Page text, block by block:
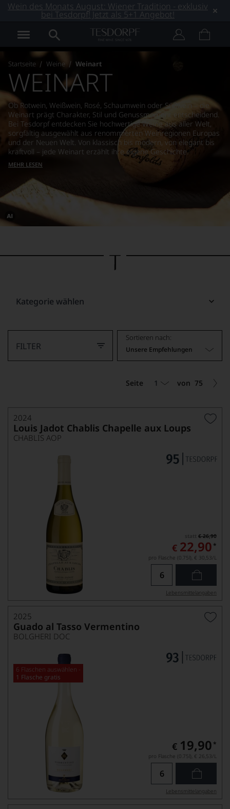
Wein des Monats August: Wiener Tradition - exklusiv
bei Tesdorpf! Jetzt als 5+1 Angebot!
Startseite Weine Weinart
Dieses
von
WEINART
Ob Rotwein, Weißwein, Rosé, Schaumwein oder Süßwein – die
Weinart prägt Charakter, Stil und Genussmoment entscheidend.
Bei Tesdorpf entdecken Sie hochwertige Weine aus aller Welt,
sorgfältig ausgewählt aus renommierten Weinregionen Europas
und der Neuen Welt. Von klassisch bis modern, von elegant bis
kraftvoll – jede Weinart erzählt ihre eigene Geschichte.
MEHR LESEN
Kategorie wählen
FILTER
Sortieren nach:
Unsere Empfehlungen
Seite 1 von 75
2024
Louis Jadot Chablis Chapelle aux Loups
CHABLIS AOP
€ 26,90
€ 22,90 *
pro Flasche (0.75l), € 30,53/L
Lebensmittel­angaben
2025
Guado al Tasso Vermentino
BOLGHERI DOC
6 Flaschen auswählen -
1 Flasche gratis
€ 19,90 *
pro Flasche (0.75l), € 26,53/L
Lebensmittel­angaben